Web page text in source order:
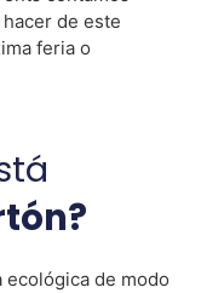
de este
feria o
de modo